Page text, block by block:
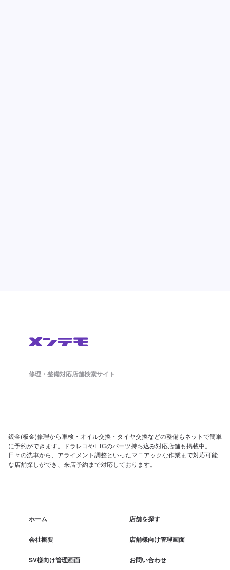
修理・整備対応店舗検索サイト
鈑金(板金)修理から車検・オイル交換・タイヤ交換などの整備もネットで簡単
に予約ができます。ドラレコやETCのパーツ持ち込み対応店舗も掲載中。
日々の洗車から、アライメント調整といったマニアックな作業まで対応可能
な店舗探しができ、来店予約まで対応しております。
ホーム 店舗を探す
会社概要 店舗様向け管理画面
SV様向け管理画面 お問い合わせ